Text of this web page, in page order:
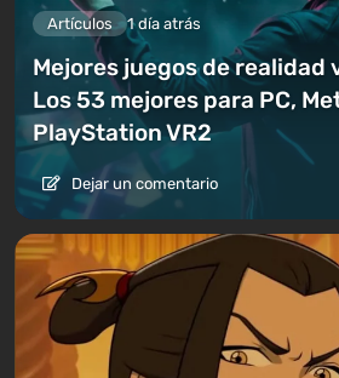
Artículos 1 día atrás
Mejores juegos de realidad
Los 53 mejores para PC,
PlayStation VR2
Dejar un comentario